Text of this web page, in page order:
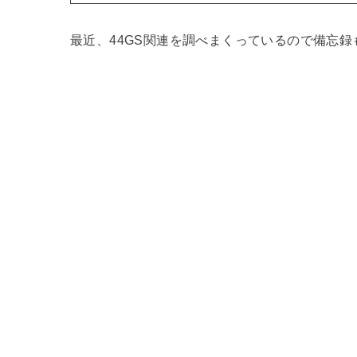
最近、44GS関連を調べまくっているので備忘録